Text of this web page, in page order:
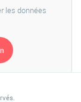
les données